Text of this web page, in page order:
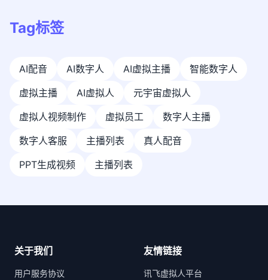
Tag标签
AI配音 AI数字人 AI虚拟主播
智能数字人
虚拟主播
AI虚拟人
元宇宙虚拟人
虚拟人视频制作
虚拟员工
数字人主播
数字人客服
主播列表
真人配音
PPT生成视频
主播列表
关于我们
用户服务协议
友情链接
讯飞虚拟人平台